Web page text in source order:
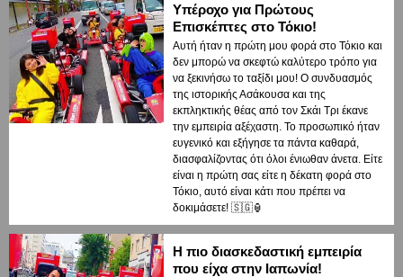
Υπέροχο για Πρώτους
Επισκέπτες στο Τόκιο!
Αυτή ήταν η πρώτη μου φορά στο Τόκιο και
δεν μπορώ να σκεφτώ καλύτερο τρόπο για
να ξεκινήσω το ταξίδι μου! Ο συνδυασμός
της ιστορικής Ασάκουσα και της
εκπληκτικής θέας από τον Σκάι Τρι έκανε
την εμπειρία αξέχαστη. Το προσωπικό ήταν
ευγενικό και εξήγησε τα πάντα καθαρά,
διασφαλίζοντας ότι όλοι ένιωθαν άνετα. Είτε
είναι η πρώτη σας είτε η δέκατη φορά στο
Τόκιο, αυτό είναι κάτι που πρέπει να
δοκιμάσετε! 🇸🇬🏮
Η πιο διασκεδαστική εμπειρία
που είχα στην Ιαπωνία!